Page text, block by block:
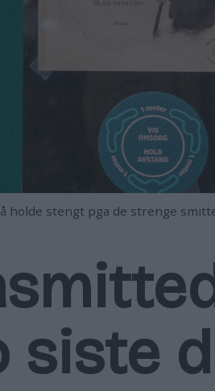
holde stengt pga de strenge
siste